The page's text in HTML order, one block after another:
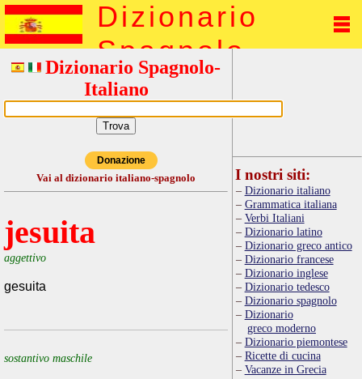
Dizionario
Spagnolo
Dizionario Spagnolo-
Italiano
Donazione
Vai al dizionario italiano-spagnolo
jesuita
aggettivo
gesuita
sostantivo maschile
I nostri siti:
Dizionario italiano
Grammatica italiana
Verbi Italiani
Dizionario latino
Dizionario greco antico
Dizionario francese
Dizionario inglese
Dizionario tedesco
Dizionario spagnolo
Dizionario
greco moderno
Dizionario piemontese
Ricette di cucina
Vacanze in Grecia